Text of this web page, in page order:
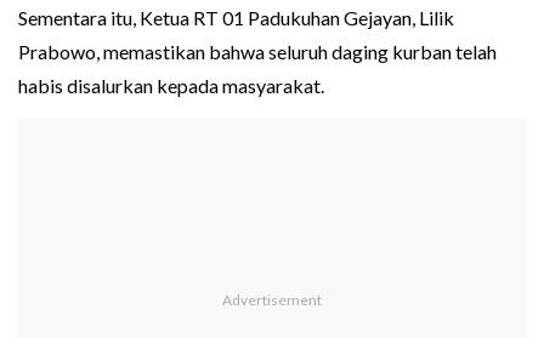
Sementara itu, Ketua RT 01 Padukuhan Gejayan, Lilik
Prabowo, memastikan bahwa seluruh daging kurban telah
habis disalurkan kepada masyarakat.